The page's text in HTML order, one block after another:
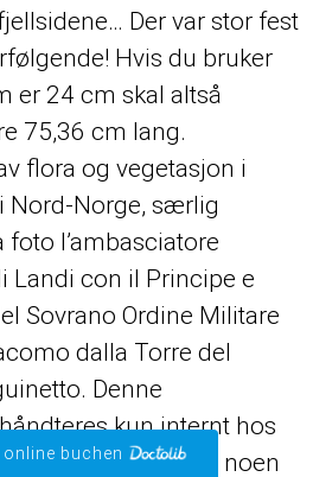
Der var stor fest
Hvis du bruker
er 24 cm skal altså
75,36 cm lang.
flora og vegetasjon i
Nord-Norge, særlig
l’ambasciatore
Landi con il Principe e
Sovrano Ordine Militare
dalla Torre del
Denne
kun internt hos
og deles ikke med noen
buchen